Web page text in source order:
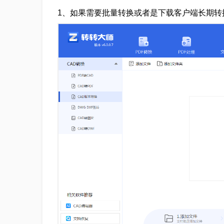
1、如果需要批量转换或者是下载客户端长期转